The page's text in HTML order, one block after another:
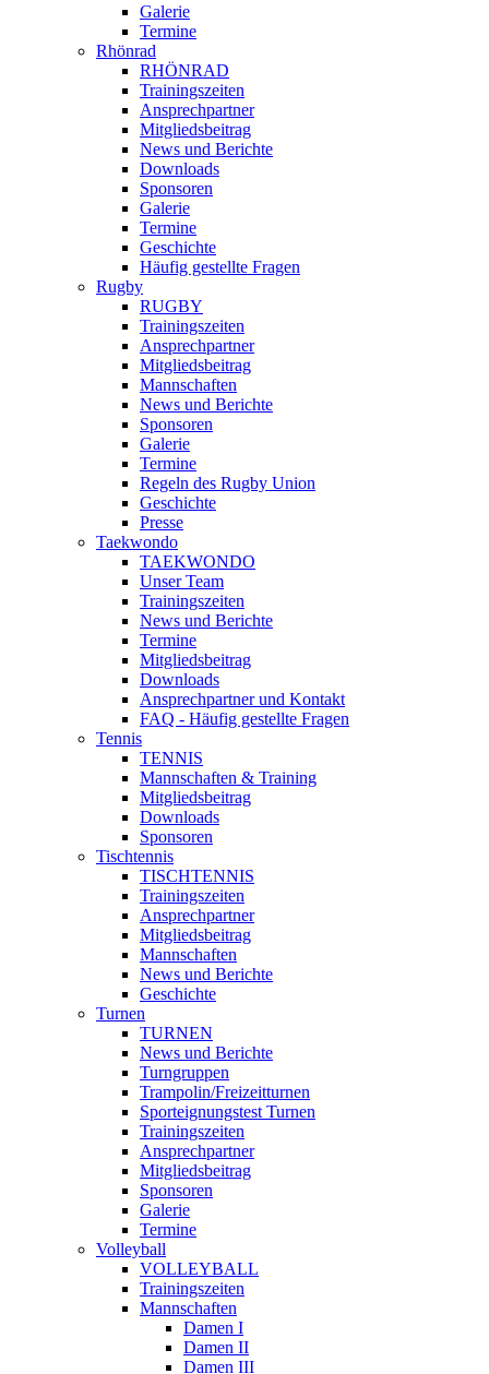
Galerie
Termine
Rhönrad
RHÖNRAD
Trainingszeiten
Ansprechpartner
Mitgliedsbeitrag
News und Berichte
Downloads
Sponsoren
Galerie
Termine
Geschichte
Häufig gestellte Fragen
Rugby
RUGBY
Trainingszeiten
Ansprechpartner
Mitgliedsbeitrag
Mannschaften
News und Berichte
Sponsoren
Galerie
Termine
Regeln des Rugby Union
Geschichte
Presse
Taekwondo
TAEKWONDO
Unser Team
Trainingszeiten
News und Berichte
Termine
Mitgliedsbeitrag
Downloads
Ansprechpartner und Kontakt
FAQ - Häufig gestellte Fragen
Tennis
TENNIS
Mannschaften & Training
Mitgliedsbeitrag
Downloads
Sponsoren
Tischtennis
TISCHTENNIS
Trainingszeiten
Ansprechpartner
Mitgliedsbeitrag
Mannschaften
News und Berichte
Geschichte
Turnen
TURNEN
News und Berichte
Turngruppen
Trampolin/Freizeitturnen
Sporteignungstest Turnen
Trainingszeiten
Ansprechpartner
Mitgliedsbeitrag
Sponsoren
Galerie
Termine
Volleyball
VOLLEYBALL
Trainingszeiten
Mannschaften
Damen I
Damen II
Damen III